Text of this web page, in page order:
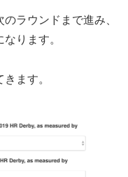
ラウンドまで進み、
ります。
ます。